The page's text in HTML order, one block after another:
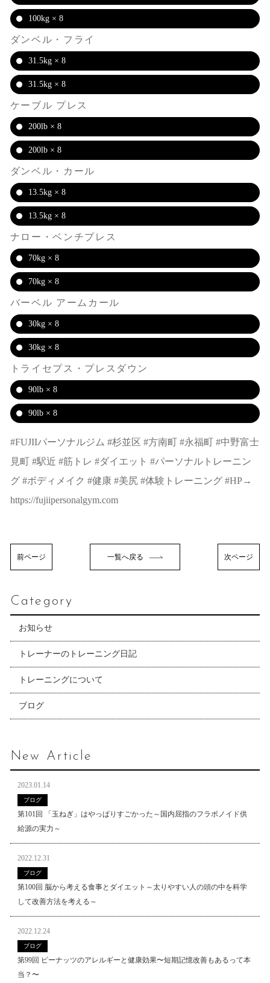
100kg × 8
ダンベル・フライ
31.5kg × 8
31.5kg × 8
ケーブル プレス
200lb × 8
200lb × 8
ダンベル・カール
13.5kg × 8
13.5kg × 8
ナロー・ベンチプレス
70kg × 8
70kg × 8
バーベル アームカール
30kg × 8
30kg × 8
トライセプス・プレスダウン
90lb × 8
90lb × 8
#FUJIIパーソナルジム #杉並区 #方南町 #永福町 #中野富士
見町 #駅近 #筋トレ #ダイエット #パーソナルトレーニン
グ #ボディメイク #健康 #美尻 #体験トレーニング #HP→
https://fujiipersonalgym.com
前ページ 一覧へ戻る 次ページ
Category
お知らせ
トレーナーのトレーニング日記
トレーニングについて
ブログ
New Article
2023.01.14
ブログ
第101回 「玉ねぎ」はやっぱりすごかった～国内屈指のフラボノイド供
給源の実力～
2022.12.31
ブログ
第100回 脳から考える食事とダイエット～太りやすい人の頭の中を科学
して改善方法を考える～
2022.12.24
ブログ
第99回 ピーナッツのアレルギーと健康効果〜短期記憶改善もあるって本
当？〜